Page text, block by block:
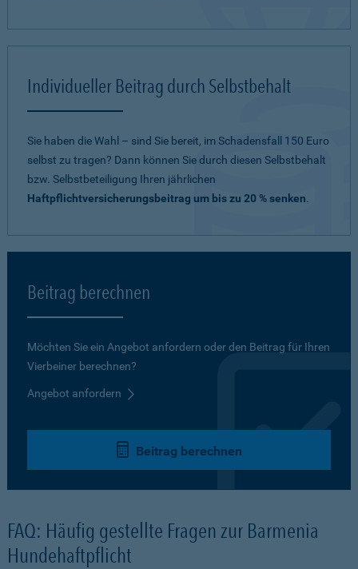
Individueller Beitrag durch Selbstbehalt
Sie haben die Wahl – sind Sie bereit, im Schadensfall 150 Euro
selbst zu tragen? Dann können Sie durch diesen Selbstbehalt
bzw. Selbstbeteiligung Ihren jährlichen
Haftpflichtversicherungsbeitrag um bis zu 20 % senken.
Beitrag berechnen
Möchten Sie ein Angebot anfordern oder den Beitrag für Ihren
Vierbeiner berechnen?
Angebot anfordern
Beitrag berechnen
FAQ: Häufig gestellte Fragen zur Barmenia
Hundehaftpflicht